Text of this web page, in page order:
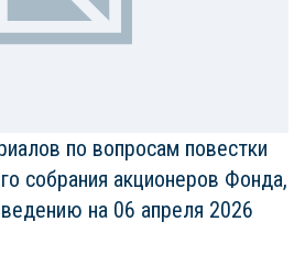
по вопросам повестки
собрания акционеров Фонда,
на 06 апреля 2026